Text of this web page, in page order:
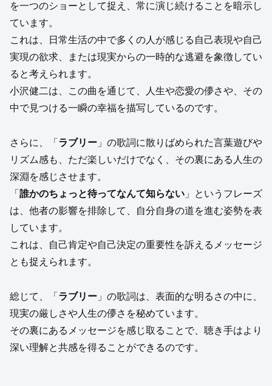
を一つのショーとして捉え、常に演じ続けることを暗示し
ています。
これは、日常生活の中で多くの人が感じる自己表現や自己
実現の欲求、または現実からの一時的な逃避を象徴してい
ると考えられます。
小沢健二は、この曲を通じて、人生や恋愛の儚さや、その
中で見つける一瞬の幸福を描写しているのです。
さらに、「 ラブリー 」の歌詞に散りばめられた言葉遊びや
リズム感も、ただ楽しいだけでなく、その裏にある人生の
深淵を感じさせます。
「 誰かのちょっと待ってなんて知らない 」というフレーズ
は、他者の影響を排除して、自分自身の道を進む姿勢を表
しています。
これは、自己肯定や自己決定の重要性を訴えるメッセージ
とも捉えられます。
総じて、「 ラブリー 」の歌詞は、表面的な明るさの中に、
現実の厳しさや人生の儚さを秘めています。
その裏にあるメッセージを感じ取ることで、聴き手はより
深い理解と共感を得ることができるのです。